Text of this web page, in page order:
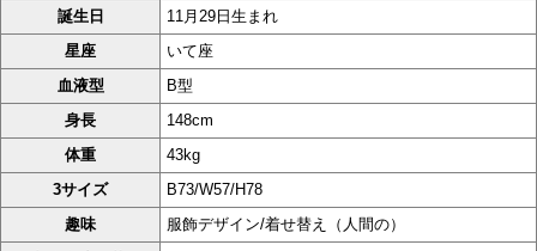
誕生日
11月29日生まれ
星座
いて座
血液型
B型
身長
148cm
体重
43kg
3サイズ
B73/W57/H78
趣味
服飾デザイン/着せ替え（人間の）